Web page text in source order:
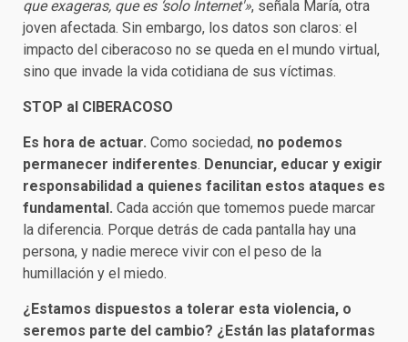
que exageras, que es ‘solo Internet'», señala María, otra
joven afectada. Sin embargo, los datos son claros: el
impacto del ciberacoso no se queda en el mundo virtual,
sino que invade la vida cotidiana de sus víctimas.
STOP al CIBERACOSO
Es hora de actuar. Como sociedad, no podemos
permanecer indiferentes. Denunciar, educar y exigir
responsabilidad a quienes facilitan estos ataques es
fundamental. Cada acción que tomemos puede marcar
la diferencia. Porque detrás de cada pantalla hay una
persona, y nadie merece vivir con el peso de la
humillación y el miedo.
¿Estamos dispuestos a tolerar esta violencia, o
seremos parte del cambio? ¿Están las plataformas